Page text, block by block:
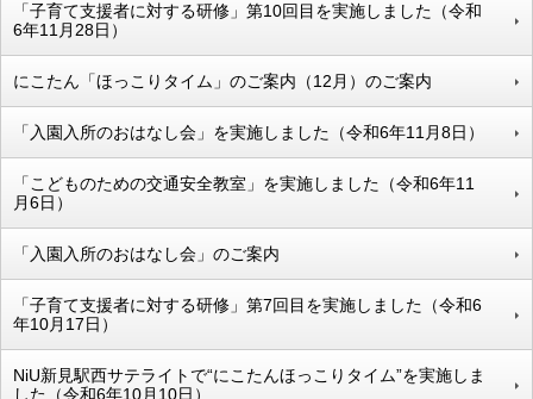
「子育て支援者に対する研修」第10回目を実施しました（令和
6年11月28日）
にこたん「ほっこりタイム」のご案内（12月）のご案内
「入園入所のおはなし会」を実施しました（令和6年11月8日）
「こどものための交通安全教室」を実施しました（令和6年11
月6日）
「入園入所のおはなし会」のご案内
「子育て支援者に対する研修」第7回目を実施しました（令和6
年10月17日）
NiU新見駅西サテライトで“にこたんほっこりタイム”を実施しま
した（令和6年10月10日）